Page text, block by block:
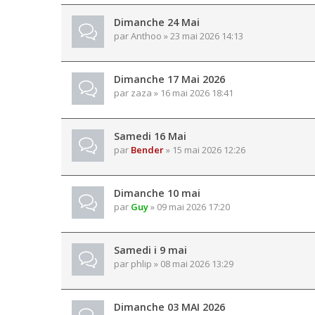
Dimanche 24 Mai
parAnthoo » 23 mai 2026 14:13
Dimanche 17 Mai 2026
par zaza » 16 mai 2026 18:41
Samedi 16 Mai
par Bender» 15 mai 2026 12:26
Dimanche 10 mai
par Guy» 09 mai 2026 17:20
Samedi i 9 mai
par phlip » 08 mai 2026 13:29
Dimanche 03 MAI 2026